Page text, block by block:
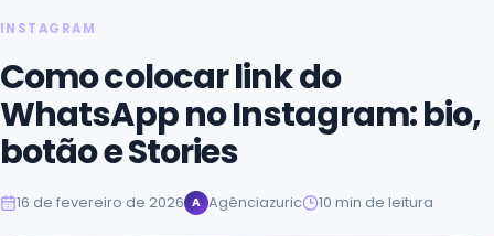
INSTAGRAM
Como colocar link do
WhatsApp no Instagram: bio,
botão e Stories
16 de fevereiro de 2026 A Agênciazuric 10 min de leitura